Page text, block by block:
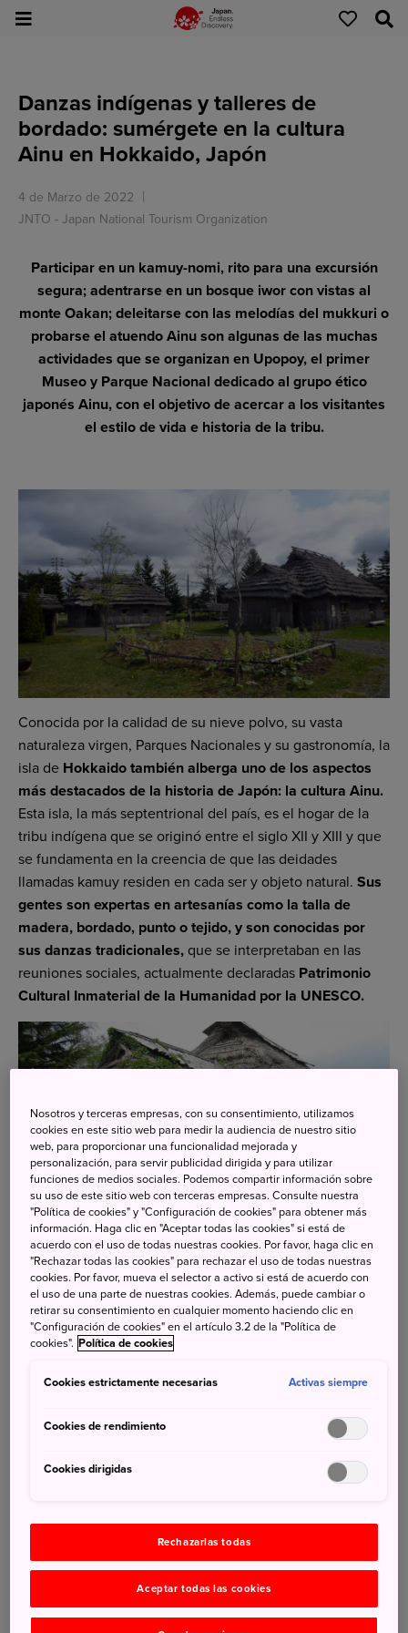
Danzas indígenas y talleres de
bordado: sumérgete en la cultura
Ainu en Hokkaido, Japón
4 de Marzo de 2022
JNTO - Japan National Tourism Organization
Participar en un kamuy-nomi, rito para una excursión
segura; adentrarse en un bosque iwor con vistas al
monte Oakan; deleitarse con las melodías del mukkuri o
probarse el atuendo Ainu son algunas de las muchas
actividades que se organizan en Upopoy, el primer
Museo y Parque Nacional dedicado al grupo ético
japonés Ainu, con el objetivo de acercar a los visitantes
el estilo de vida e historia de la tribu.
Conocida por la calidad de su nieve polvo, su vasta
naturaleza virgen, Parques Nacionales y su gastronomía, la
isla de Hokkaido también alberga uno de los aspectos
más destacados de la historia de Japón: la cultura Ainu.
Esta isla, la más septentrional del país, es el hogar de la
tribu indígena que se originó entre el siglo XII y XIII y que
se fundamenta en la creencia de que las deidades
llamadas kamuy residen en cada ser y objeto natural. Sus
gentes son expertas en artesanías como la talla de
madera, bordado, punto o tejido, y son conocidas por
sus danzas tradicionales, que se interpretaban en las
reuniones sociales, actualmente declaradas Patrimonio
Cultural Inmaterial de la Humanidad por la UNESCO.
Los Ainu llevan un estilo de vida sostenible, tomando
solo lo que necesitan de los bosques y las aguas que les
dan vida, y mostrando constantemente su
agradecimiento a los kamuy por su generosidad. Sin
embargo, el número de miembros del grupo étnico cada
estas tradiciones, ya que la compresión de esta cultura es
limitada, las personas que hablan y entienden la lengua
ainu ha disminuido con el paso de los años. Así, con el
objetivo de promover y preservar la cultura Ainu, en
Shiraoi (Hokkaido) se encuentra Upopoy, el Museo y
2020. El nombre significa ‘cantar en un grupo grande’ en
lengua ainu y refleja el objetivo y misión de la
instalación: proporcionar un lugar para que los visitantes
aprendan y se reúnan como una comunidad y fomentar
una sociedad con culturas diversas en la que los
Nosotros y terceras empresas, con su consentimiento, utilizamos
cookies en este sitio web para medir la audiencia de nuestro sitio
web, para proporcionar una funcionalidad mejorada y
personalización, para servir publicidad dirigida y para utilizar
funciones de medios sociales. Podemos compartir información sobre
su uso de este sitio web con terceras empresas. Consulte nuestra
"Política de cookies" y "Configuración de cookies" para obtener más
información. Haga clic en "Aceptar todas las cookies" si está de
acuerdo con el uso de todas nuestras cookies. Por favor, haga clic en
"Rechazar todas las cookies" para rechazar el uso de todas nuestras
cookies. Por favor, mueva el selector a activo si está de acuerdo con
el uso de una parte de nuestras cookies. Además, puede cambiar o
retirar su consentimiento en cualquier momento haciendo clic en
"Configuración de cookies" en el artículo 3.2 de la "Política de
cookies". Política de cookies
Cookies estrictamente necesarias Activas siempre
Cookies de rendimiento
Cookies dirigidas
Rechazarlas todas
Aceptar todas las cookies